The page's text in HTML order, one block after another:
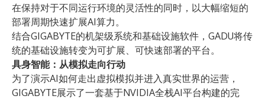
在保持对于不同运行环境的灵活性的同时，以大幅缩短的
部署周期快速扩展AI算力。
结合GIGABYTE的机架级系统和基础设施软件，GADU将传
统的基础设施转变为可扩展、可快速部署的平台。
具身智能：从模拟走向行动
为了演示AI如何走出虚拟模拟并进入真实世界的运营，
GIGABYTE展示了一套基于NVIDIA全栈AI平台构建的完